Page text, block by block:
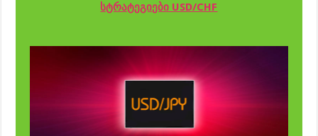
სტრატეგიები USD/CHF